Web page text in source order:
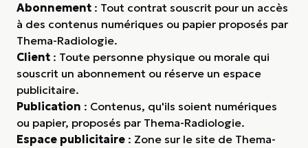
Abonnement : Tout contrat souscrit pour un accès
à des contenus numériques ou papier proposés par
Thema-Radiologie.
Client : Toute personne physique ou morale qui
souscrit un abonnement ou réserve un espace
publicitaire.
Publication : Contenus, qu'ils soient numériques
ou papier, proposés par Thema-Radiologie.
Espace publicitaire : Zone sur le site de Thema-